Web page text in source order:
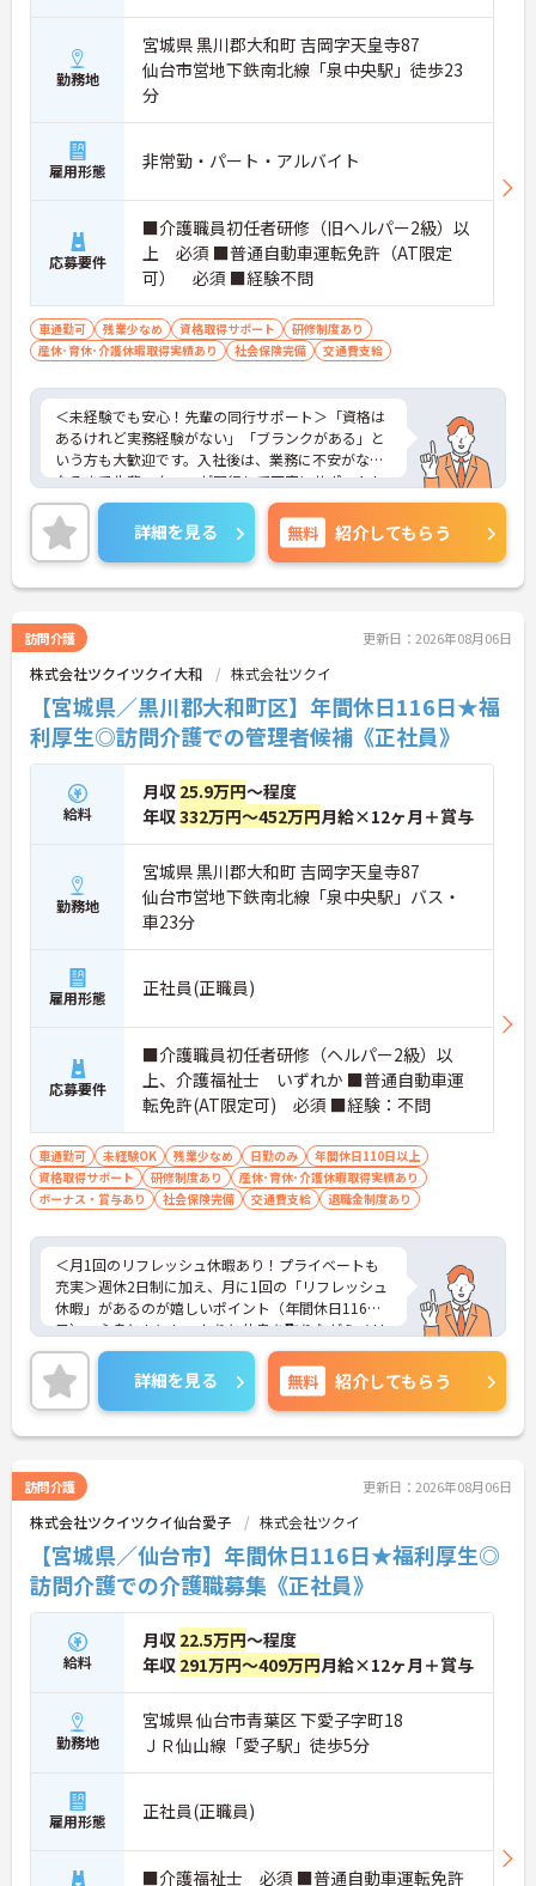
勤務地
宮城県 黒川郡大和町 吉岡字天皇寺87
仙台市営地下鉄南北線「泉中央駅」徒歩23
分
雇用形態 非常勤・パート・アルバイト
応募要件
■介護職員初任者研修（旧ヘルパー2級）以
上 必須 ■普通自動車運転免許（AT限定
可） 必須 ■経験不問
車通勤可 残業少なめ 資格取得サポート
研修制度あり
産休･育休･介護休暇取得実績あり
社会保険完備 交通費支給
＜未経験でも安心！先輩の同行サポート＞「資格は
あるけれど実務経験がない」「ブランクがある」と
いう方も大歓迎です。入社後は、業務に不安がなく
なるまで先輩スタッフが同行して丁寧にサポートし
ます。実際に未経験からスタートしたスタッフも多
く在籍しており、安心してチャレンジできる環境で
す。
＜移動時間も時給発生！充実の手当でしっかり稼げ
る＞訪問介護で気になる「移動時間」にもしっかり
当（時給500円UP）や早朝夜間手当、ICT手当など、
各種手当が充実しています。
詳細を見る 無料 紹介してもらう
訪問介護 更新日：2026年08月06日
株式会社ツクイツクイ大和 株式会社ツクイ
【宮城県／黒川郡大和町区】年間休日116日★福
利厚生◎訪問介護での管理者候補《正社員》
給料
月収 25.9万円～程度
年収332万円～452万円月給×12ヶ月＋賞与
勤務地
宮城県 黒川郡大和町 吉岡字天皇寺87
仙台市営地下鉄南北線「泉中央駅」バス・
車23分
雇用形態 正社員(正職員)
応募要件
■介護職員初任者研修（ヘルパー2級）以
上、介護福祉士 いずれか ■普通自動車運
転免許(AT限定可) 必須 ■経験：不問
車通勤可 未経験OK 残業少なめ 日勤のみ
年間休日110日以上
資格取得サポート
研修制度あり
産休･育休･介護休暇取得実績あり
ボーナス・賞与あり
社会保険完備 交通費支給 退職金制度あり
＜月1回のリフレッシュ休暇あり！プライベートも
充実＞週休2日制に加え、月に1回の「リフレッシュ
休暇」があるのが嬉しいポイント（年間休日116
日）。心身ともにしっかりと休息を取りながらメリ
ハリをつけて働けます。独自の福利厚生「ツクイPL
US」による宿泊費補助などもあり、オフの時間や家
族との時間も大切にできます。
＜助け合いが自然に生まれる、明るい職場です＞ス
タッフ同士がお互いに助け合いながら働いている、
フバランスを重視しているためお休みが取りやす
く、仕事だけでなくプライベートも大切にできる環
境です。また充実した福利厚生なども魅力♪安定し
た待遇の中で、モチベーション高くお仕事に取り組
めます。
詳細を見る 無料 紹介してもらう
訪問介護 更新日：2026年08月06日
株式会社ツクイツクイ仙台愛子 株式会社ツクイ
【宮城県／仙台市】年間休日116日★福利厚生◎
訪問介護での介護職募集《正社員》
給料
月収 22.5万円～程度
年収 291万円～409万円月給×12ヶ月＋賞与
勤務地
宮城県 仙台市青葉区 下愛子字町18
ＪＲ仙山線「愛子駅」徒歩5分
雇用形態 正社員(正職員)
■介護福祉士 必須 ■普通自動車運転免許